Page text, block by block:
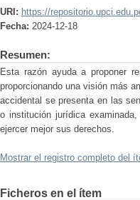
URI: https://
Fecha: 2024-12-18
Resumen:
Esta razón ayuda a proponer
proporcionando una visión más
accidental se presenta en las
o institución jurídica
ejercer mejor sus derechos.
Mostrar el registro completo del
Ficheros en el ítem